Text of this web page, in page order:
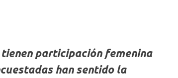
participación femenina
han sentido la